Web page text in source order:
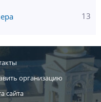
13
организацию
сайта